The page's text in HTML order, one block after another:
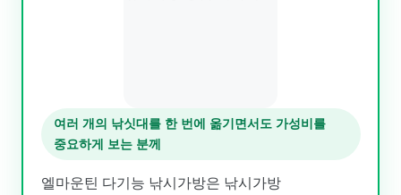
여러 개의 낚싯대를 한 번에 옮기면서도 가성비를
중요하게 보는 분께
엘마운틴 다기능 낚시가방은 낚시가방